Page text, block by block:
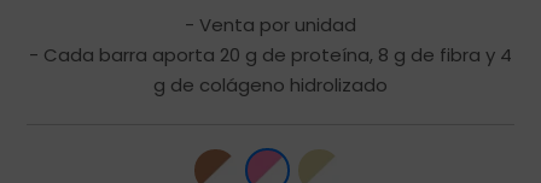
- Venta por unidad
- Cada barra aporta 20 g de proteína, 8 g de fibra y 4
g de colágeno hidrolizado